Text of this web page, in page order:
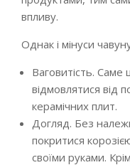
впливу.
Однак і мінуси
Ваговитість.
відмовлятися від
керамічних плит.
Догляд. Без
покритися
своїми руками.